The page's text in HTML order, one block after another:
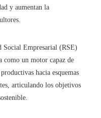
y aumentan la
Social Empresarial (RSE)
como un motor capaz de
hacia esquemas
articulando los objetivos